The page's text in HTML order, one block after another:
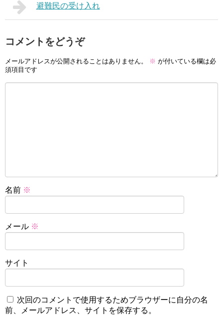
避難民の受け入れ
コメントをどうぞ
メールアドレスが公開されることはありません。 ※ が付いている欄は必
須項目です
名前 ※
メール ※
サイト
次回のコメントで使用するためブラウザーに自分の名
前、メールアドレス、サイトを保存する。